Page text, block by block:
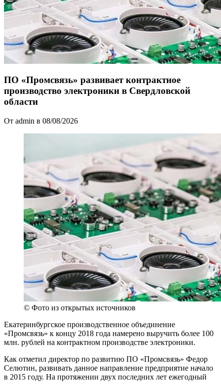
ПО «Промсвязь» развивает контрактное
производство электроники в Свердловской
области
От admin в 08/08/2026
© Фото из открытых источников
Екатеринбургское производственное объединение
«Промсвязь» к концу 2018 года намерено выручить более 100
млн. рублей на контрактном производстве электроники.
Как отметил директор по развитию ПО «Промсвязь» Федор
Селютин, развивать данное направление предприятие начало
в 2015 году. На протяжении двух последних лет ежегодный